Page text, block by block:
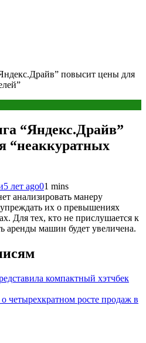
повысит цены для
“Яндекс.Драйв”
“неаккуратных
5 лет ago01 mins
анализировать манеру
их о превышениях
Для тех, кто не прислушается к
аренды машин будет увеличена.
компактный хэтчбек
четырехкратном росте продаж в